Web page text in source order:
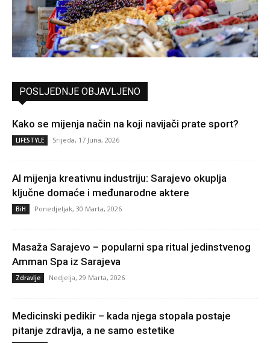
POSLJEDNJE OBJAVLJENO
Kako se mijenja način na koji navijači prate sport?
LIFESTYLE Srijeda, 17 Juna, 2026
AI mijenja kreativnu industriju: Sarajevo okuplja
ključne domaće i međunarodne aktere
BiH Ponedjeljak, 30 Marta, 2026
Masaža Sarajevo – popularni spa ritual jedinstvenog
Amman Spa iz Sarajeva
Zdravlje Nedjelja, 29 Marta, 2026
Medicinski pedikir – kada njega stopala postaje
pitanje zdravlja, a ne samo estetike